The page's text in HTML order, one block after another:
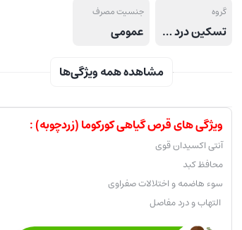
گروه
تسکین درد های عظلانی, ضد درد, مفاصل و استخوان
جنسیت مصرف
عمومی
مشاهده همه ویژگی‌ها
ویژگی های قرص گیاهی کورکوما (زردچوبه) :
آنتی اکسیدان قوی
محافظ کبد
سوء هاضمه و اختلالات صفراوی
التهاب و درد مفاصل